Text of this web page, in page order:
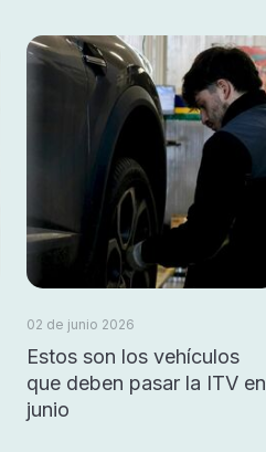
02 de junio 2026
Estos son los vehículos
que deben pasar la ITV en
junio